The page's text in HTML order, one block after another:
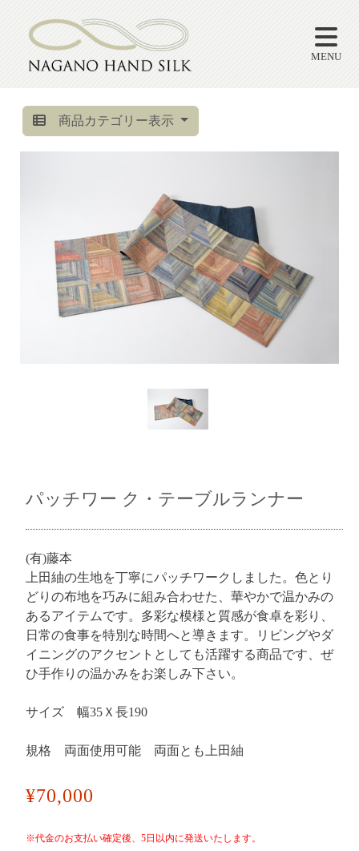
MENU
商品カテゴリー表示
パッチワー ク・テーブルランナー
(有)藤本
上田紬の生地を丁寧にパッチワークしました。色とり
どりの布地を巧みに組み合わせた、華やかで温かみの
あるアイテムです。多彩な模様と質感が食卓を彩り、
日常の食事を特別な時間へと導きます。リビングやダ
イニングのアクセントとしても活躍する商品です、ぜ
ひ手作りの温かみをお楽しみ下さい。
サイズ 幅35Ｘ長190
規格 両面使用可能 両面とも上田紬
¥70,000
※代金のお支払い確定後、5日以内に発送いたします。